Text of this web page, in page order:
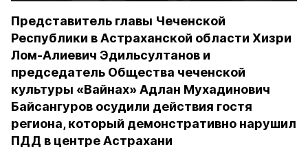
Представитель главы Чеченской
Республики в Астраханской области Хизри
Лом-Алиевич Эдильсултанов и
председатель Общества чеченской
культуры «Вайнах» Адлан Мухадинович
Байсангуров осудили действия гостя
региона, который демонстративно нарушил
ПДД в центре Астрахани